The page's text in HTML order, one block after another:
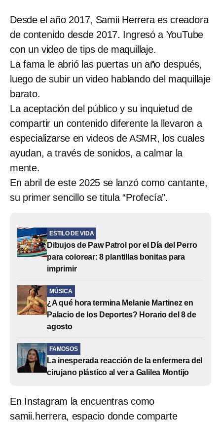
Desde el año 2017, Samii Herrera es creadora
de contenido desde 2017. Ingresó a YouTube
con un video de tips de maquillaje.
La fama le abrió las puertas un año después,
luego de subir un video hablando del maquillaje
barato.
La aceptación del público y su inquietud de
compartir un contenido diferente la llevaron a
especializarse en videos de ASMR, los cuales
ayudan, a través de sonidos, a calmar la
mente.
En abril de este 2025 se lanzó como cantante,
su primer sencillo se titula “Profecía”.
ESTILO DE VIDA
Dibujos de Paw Patrol por el Día del Perro
para colorear: 8 plantillas bonitas para
imprimir
MÚSICA
¿A qué hora termina Melanie Martinez en
Palacio de los Deportes? Horario del 8 de
agosto
FAMOSOS
La inesperada reacción de la enfermera del
cirujano plástico al ver a Galilea Montijo
En Instagram la encuentras como
samii.herrera, espacio donde comparte